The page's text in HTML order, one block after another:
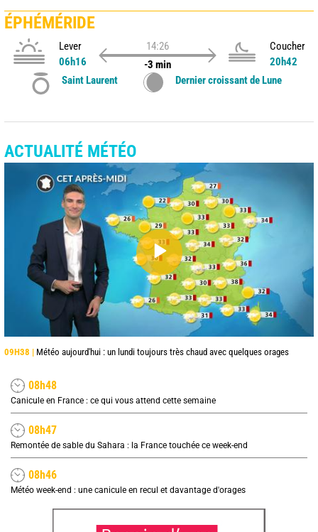
ÉPHÉMÉRIDE
Lever
06h16
14:26
-3 min
Coucher
20h42
Saint Laurent
Dernier croissant de Lune
ACTUALITÉ MÉTÉO
09H38 | Météo aujourd'hui : un lundi toujours très chaud avec quelques orages
08h48
Canicule en France : ce qui vous attend cette semaine
08h47
Remontée de sable du Sahara : la France touchée ce week-end
08h46
Météo week-end : une canicule en recul et davantage d'orages